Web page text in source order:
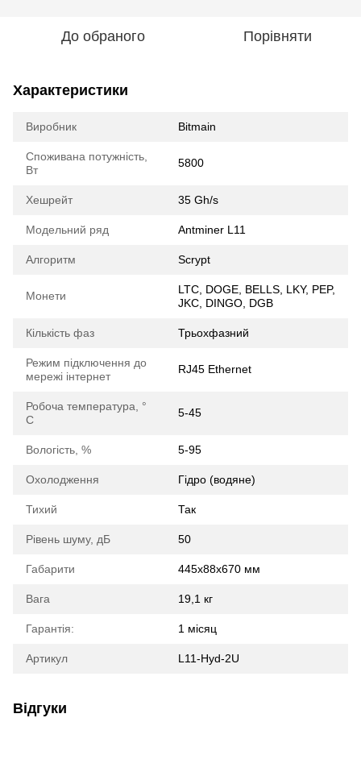
До обраного Порівняти
Характеристики
Виробник Bitmain
Споживана потужність,
Вт
5800
Хешрейт 35 Gh/s
Модельний ряд Antminer L11
Алгоритм Scrypt
Монети
LTC, DOGE, BELLS, LKY, PEP,
JKC, DINGO, DGB
Кількість фаз Трьохфазний
Режим підключення до
мережі інтернет
RJ45 Ethernet
Робоча температура, °
С
5-45
Вологість, % 5-95
Охолодження Гідро (водяне)
Тихий Так
Рівень шуму, дБ 50
Габарити 445x88x670 мм
Вага 19,1 кг
Гарантія: 1 місяц
Артикул L11-Hyd-2U
Відгуки